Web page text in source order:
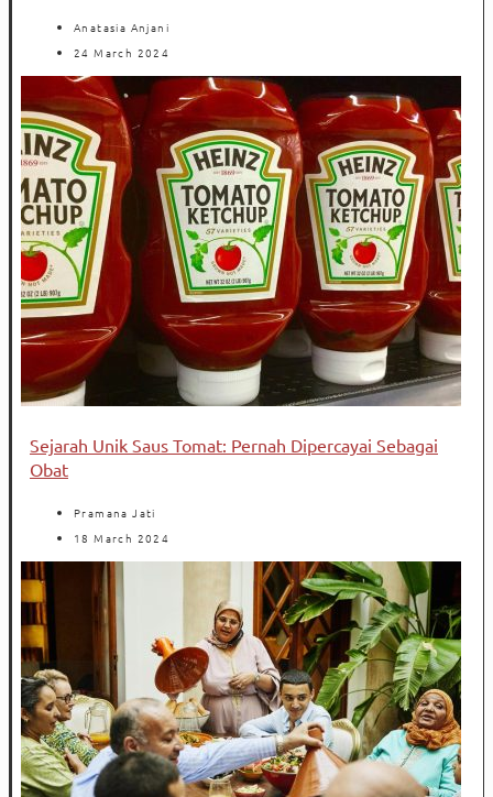
Anatasia Anjani
24 March 2024
Sejarah Unik Saus Tomat: Pernah Dipercayai Sebagai
Obat
Pramana Jati
18 March 2024